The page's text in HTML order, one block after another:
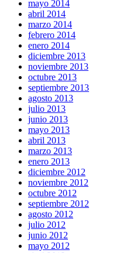
mayo 2014
abril 2014
marzo 2014
febrero 2014
enero 2014
diciembre 2013
noviembre 2013
octubre 2013
septiembre 2013
agosto 2013
julio 2013
junio 2013
mayo 2013
abril 2013
marzo 2013
enero 2013
diciembre 2012
noviembre 2012
octubre 2012
septiembre 2012
agosto 2012
julio 2012
junio 2012
mayo 2012